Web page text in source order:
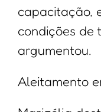
capacitação,
condições de
argumentou.
Aleitamento